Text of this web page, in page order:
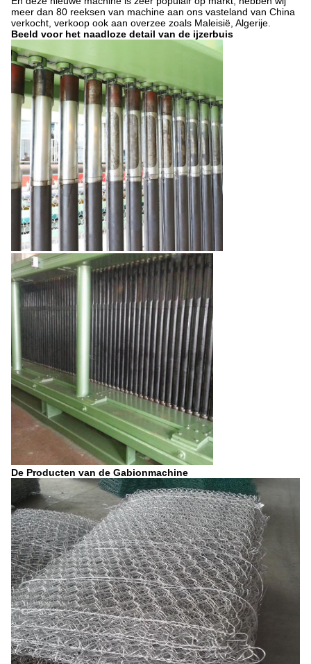
meer dan 80 reeksen van machine aan ons vasteland van China
verkocht, verkoop ook aan overzee zoals Maleisië, Algerije.
Beeld voor het naadloze detail van de ijzerbuis
De Producten van de Gabionmachine